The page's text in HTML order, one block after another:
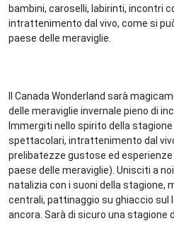
bambini, caroselli, labirinti, incontri
intrattenimento dal vivo, come si
paese delle meraviglie.
Il Canada Wonderland sarà
delle meraviglie invernale pieno di
Immergiti nello spirito della
spettacolari, intrattenimento dal
prelibatezze gustose ed
paese delle meraviglie). Unisciti a
natalizia con i suoni della stagione,
centrali, pattinaggio su ghiaccio sul
ancora. Sarà di sicuro una stagione